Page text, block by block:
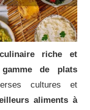
riche et
de plats
cultures et
aliments à